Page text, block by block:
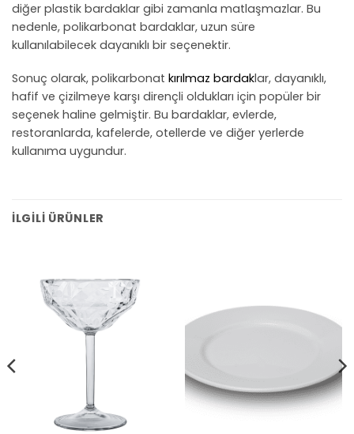
diğer plastik bardaklar gibi zamanla matlaşmazlar. Bu
nedenle, polikarbonat bardaklar, uzun süre
kullanılabilecek dayanıklı bir seçenektir.
Sonuç olarak, polikarbonat kırılmaz bardaklar, dayanıklı,
hafif ve çizilmeye karşı dirençli oldukları için popüler bir
seçenek haline gelmiştir. Bu bardaklar, evlerde,
restoranlarda, kafelerde, otellerde ve diğer yerlerde
kullanıma uygundur.
İLGILI ÜRÜNLER